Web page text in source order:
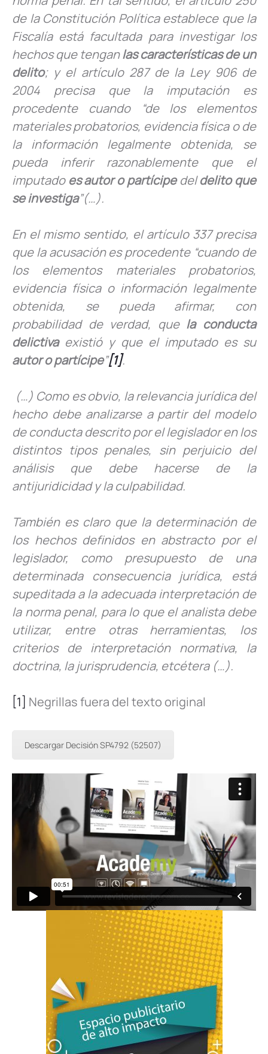
de la Constitución Política establece que la
Fiscalía está facultada para investigar los
hechos que tenganlas características de un
delito; y el artículo 287 de la Ley 906 de
2004 precisa que la imputación es
procedente cuando “de los elementos
materiales probatorios, evidencia física o de
la información legalmente obtenida, se
pueda inferir razonablemente que el
imputado es autor o partícipedeldelito que
se investiga”(…).
En el mismo sentido, el artículo 337 precisa
que la acusación es procedente “cuando de
los elementos materiales probatorios,
evidencia física o información legalmente
obtenida, se pueda afirmar, con
probabilidad de verdad, que la conducta
delictivaexistió y que el imputado es su
autor o partícipe”[1].
(…) Como es obvio, la relevancia jurídica del
hecho debe analizarse a partir del modelo
de conducta descrito por el legislador en los
distintos tipos penales, sin perjuicio del
análisis que debe hacerse de la
antijuridicidad y la culpabilidad.
También es claro que la determinación de
los hechos definidos en abstracto por el
legislador, como presupuesto de una
determinada consecuencia jurídica, está
supeditada a la adecuada interpretación de
la norma penal, para lo que el analista debe
utilizar, entre otras herramientas, los
criterios de interpretación normativa, la
doctrina, la jurisprudencia, etcétera (…).
[1] Negrillas fuera del texto original
Descargar Decisión SP4792 (52507)